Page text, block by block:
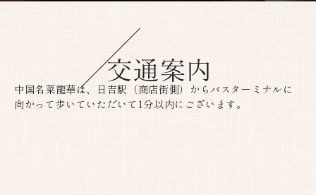
中国名菜龍華は、日吉駅（商店街側）からバスターミナルに
向かって歩いていただいて1分以内にございます。